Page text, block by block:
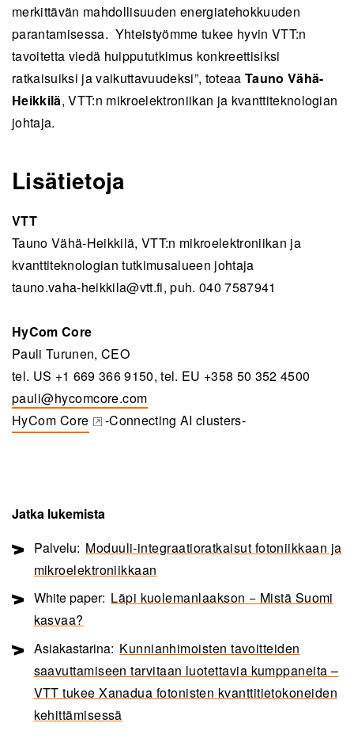
merkittävän mahdollisuuden energiatehokkuuden
parantamisessa. Yhteistyömme tukee hyvin VTT:n
tavoitetta viedä huippututkimus konkreettisiksi
ratkaisuiksi ja vaikuttavuudeksi”, toteaa Tauno Vähä-
Heikkilä, VTT:n mikroelektroniikan ja kvanttiteknologian
johtaja.
Lisätietoja
VTT
Tauno Vähä-Heikkilä, VTT:n mikroelektroniikan ja
kvanttiteknologian tutkimusalueen johtaja
tauno.vaha-heikkila@vtt.fi, puh. 040 7587941
HyCom Core
Pauli Turunen, CEO
tel. US +1 669 366 9150, tel. EU +358 50 352 4500
pauli@hycomcore.com
HyCom Core
(opens in a new tab)
-Connecting AI clusters-
Jatka lukemista
Palvelu: Moduuli-integraatioratkaisut fotoniikkaan ja
mikroelektroniikkaan
White paper: Läpi kuolemanlaakson − Mistä Suomi
kasvaa?
Asiakastarina: Kunnianhimoisten tavoitteiden
saavuttamiseen tarvitaan luotettavia kumppaneita –
VTT tukee Xanadua fotonisten kvanttitietokoneiden
kehittämisessä